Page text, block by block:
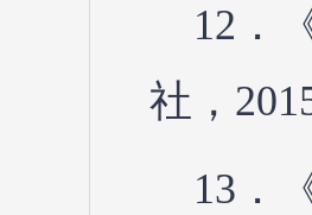
12．
社，
13．